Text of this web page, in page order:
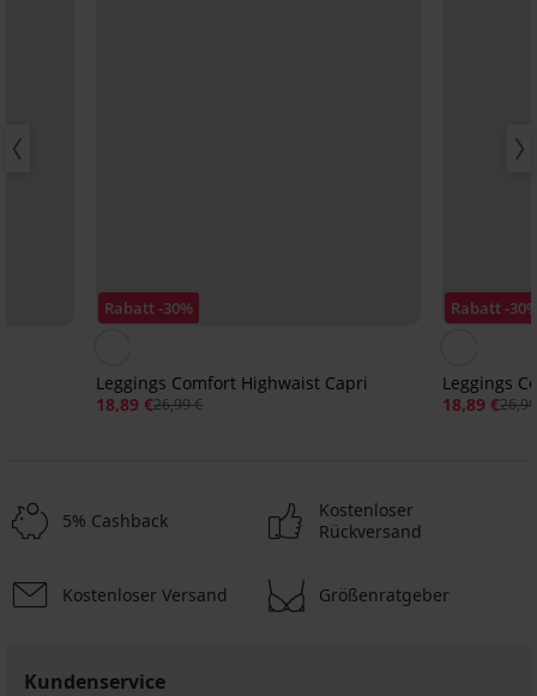
Rabatt -30%
Leggings Comfort Highwaist Capri
18,89 €26,99 €
Rabatt -
Leggings
18,89 €
5% Cashback
Kostenloser
Rückversand
Kostenloser Versand Größenratgeber
Kundenservice